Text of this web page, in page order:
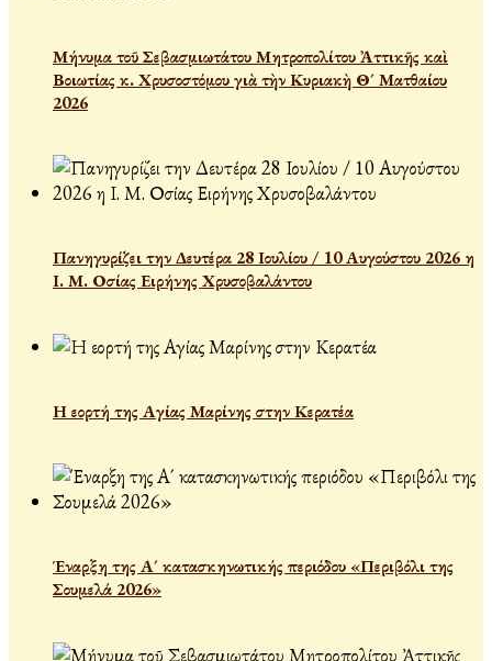
Μήνυμα τοῦ Σεβασμιωτάτου Μητροπολίτου Ἀττικῆς καὶ
Βοιωτίας κ. Χρυσοστόμου γιὰ τὴν Κυριακὴ Θ´ Ματθαίου
2026
Πανηγυρίζει την Δευτέρα 28 Ιουλίου / 10 Αυγούστου 2026 η
Ι. Μ. Οσίας Ειρήνης Χρυσοβαλάντου
Η εορτή της Αγίας Μαρίνης στην Κερατέα
Έναρξη της Α´ κατασκηνωτικής περιόδου «Περιβόλι της
Σουμελά 2026»